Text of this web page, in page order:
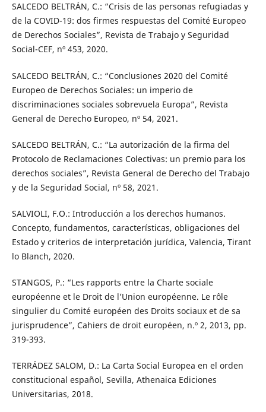
SALCEDO BELTRÁN, C.: “Crisis de las personas refugiadas y
de la COVID-19: dos firmes respuestas del Comité Europeo
de Derechos Sociales”, Revista de Trabajo y Seguridad
Social-CEF, nº 453, 2020.
SALCEDO BELTRÁN, C.: “Conclusiones 2020 del Comité
Europeo de Derechos Sociales: un imperio de
discriminaciones sociales sobrevuela Europa”, Revista
General de Derecho Europeo, nº 54, 2021.
SALCEDO BELTRÁN, C.: “La autorización de la firma del
Protocolo de Reclamaciones Colectivas: un premio para los
derechos sociales”, Revista General de Derecho del Trabajo
y de la Seguridad Social, nº 58, 2021.
SALVIOLI, F.O.: Introducción a los derechos humanos.
Concepto, fundamentos, características, obligaciones del
Estado y criterios de interpretación jurídica, Valencia, Tirant
lo Blanch, 2020.
STANGOS, P.: “Les rapports entre la Charte sociale
européenne et le Droit de l’Union européenne. Le rôle
singulier du Comité européen des Droits sociaux et de sa
jurisprudence”, Cahiers de droit européen, n.º 2, 2013, pp.
319-393.
TERRÁDEZ SALOM, D.: La Carta Social Europea en el orden
constitucional español, Sevilla, Athenaica Ediciones
Universitarias, 2018.